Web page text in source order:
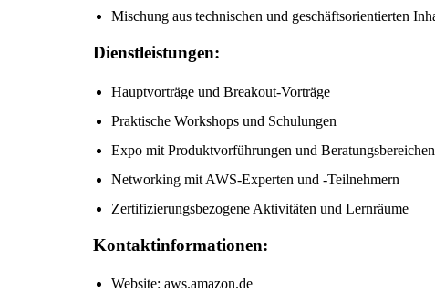
Mischung aus technischen und geschäftsorientierten
Dienstleistungen:
Hauptvorträge und Breakout-Vorträge
Praktische Workshops und Schulungen
Expo mit Produktvorführungen und Beratungsbereichen
Networking mit AWS-Experten und -Teilnehmern
Zertifizierungsbezogene Aktivitäten und Lernräume
Kontaktinformationen:
Website: aws.amazon.de